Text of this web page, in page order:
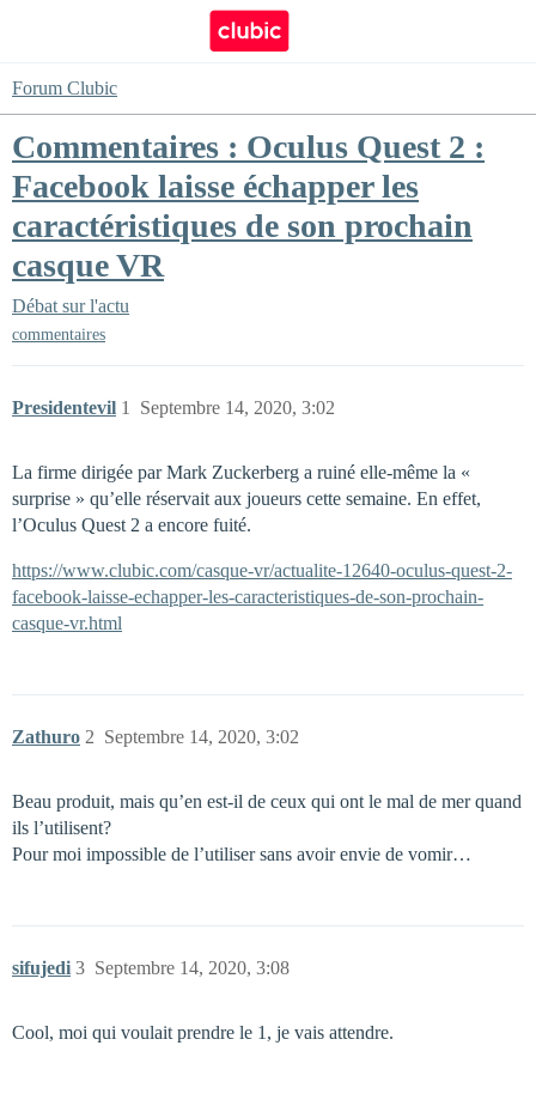
Forum Clubic
Commentaires : Oculus Quest 2 :
Facebook laisse échapper les
caractéristiques de son prochain
casque VR
Débat sur l'actu
commentaires
Presidentevil Septembre 14, 2020, 3:02
1
La firme dirigée par Mark Zuckerberg a ruiné elle-même la «
surprise » qu’elle réservait aux joueurs cette semaine. En effet,
l’Oculus Quest 2 a encore fuité.
https://www.clubic.com/casque-vr/actualite-12640-oculus-quest-2-
facebook-laisse-echapper-les-caracteristiques-de-son-prochain-
casque-vr.html
Zathuro Septembre 14, 2020, 3:02
2
Beau produit, mais qu’en est-il de ceux qui ont le mal de mer quand
ils l’utilisent?
Pour moi impossible de l’utiliser sans avoir envie de vomir…
sifujedi Septembre 14, 2020, 3:08
3
Cool, moi qui voulait prendre le 1, je vais attendre.